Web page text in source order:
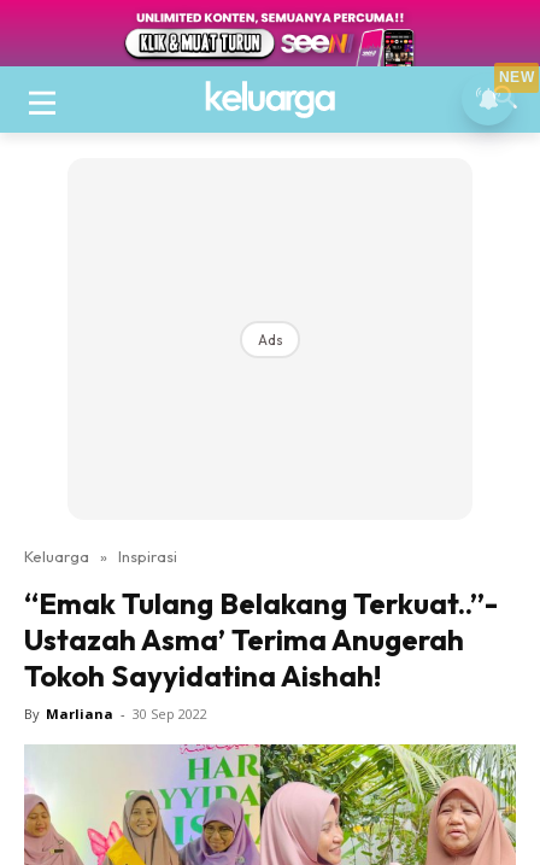
Ads
Keluarga » Inspirasi
“Emak Tulang Belakang Terkuat..”-
Ustazah Asma’ Terima Anugerah
Tokoh Sayyidatina Aishah!
By Marliana - 30 Sep 2022
NEW